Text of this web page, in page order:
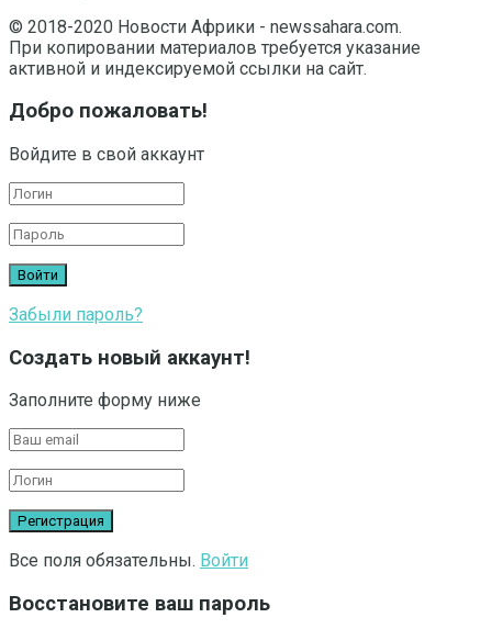
© 2018-2020 Новости Африки - newssahara.com.
При копировании материалов требуется указание
активной и индексируемой ссылки на сайт.
Добро пожаловать!
Войдите в свой аккаунт
Забыли пароль?
Создать новый аккаунт!
Заполните форму ниже
Все поля обязательны. Войти
Восстановите ваш пароль